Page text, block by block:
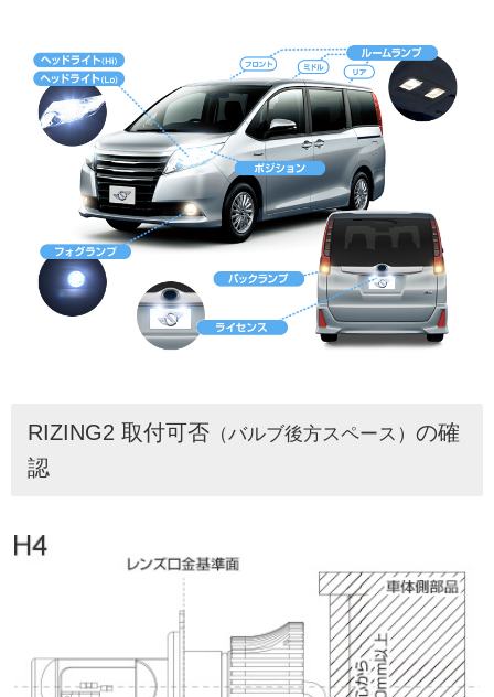
RIZING2 取付可否 （バルブ後方スペース） の確
認